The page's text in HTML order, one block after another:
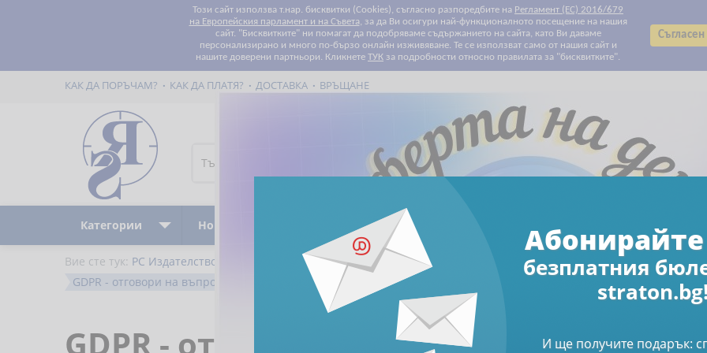
Този сайт използва т.нар. бисквитки (Cookies), съгласно разпоредбите на Регламент (ЕС) 2016/679
на Европейския парламент и на Съвета, за да Ви осигури най-функционалното посещение на нашия
сайт. "Бисквитките" ни помагат да подобряваме съдържанието на сайта, като Ви даваме
персонализирано и много по-бързо онлайн изживяване. Те се използват само от нашия сайт и
нашите доверени партньори. Кликнете ТУК за подробности относно правилата за "бисквитките".
КАК ДА ПОРЪЧАМ? КАК ДА ПЛАТЯ? ДОСТАВКА ВРЪЩАНЕ
Всички категории
Всички категории
Данъчно облагане и такси
Електронни книги
Електронни списания
За Вашите деца и внуци
За родители
За храната с любов
Клубни карти и ваучери
Печатни списания
Продажби и маркетинг
Професионални умения
Свободно време
Счетоводство
Труд и осигуряване
Финанси и инвестиции
Човешки ресурси
Категории Ново Намаления
Вие сте тук: РС Издателство и Бизнес Консултации Електронни книги
Електронен формат
GDPR - отговори на въпроси от практиката 2021 - специализирано електронно ръководство
GDPR - отговори на въпроси от
Абонирайте
безплатния
И ще получите подарък: